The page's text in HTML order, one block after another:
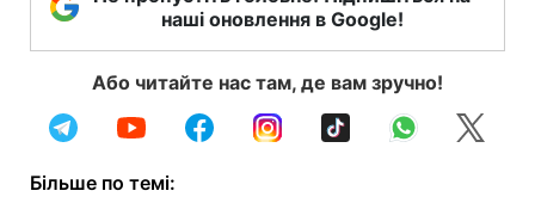
наші оновлення в Google!
Або читайте нас там, де вам зручно!
Більше по темі: